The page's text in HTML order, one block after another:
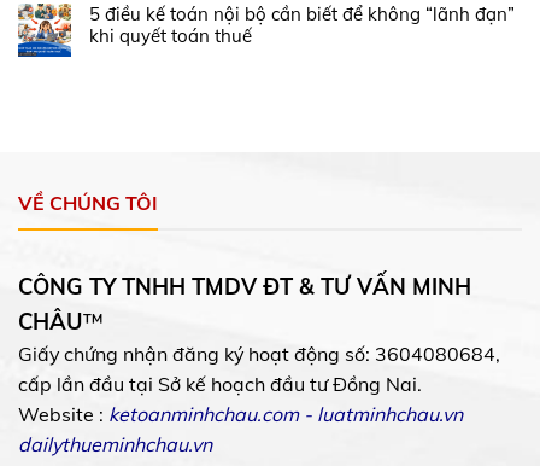
5 điều kế toán nội bộ cần biết để không “lãnh đạn”
khi quyết toán thuế
VỀ CHÚNG TÔI
CÔNG TY TNHH TMDV ĐT & TƯ VẤN MINH
CHÂU™
Giấy chứng nhận đăng ký hoạt động số: 3604080684,
cấp lần đầu tại Sở kế hoạch đầu tư Đồng Nai.
Website : ketoanminhchau.com- luatminhchau.vn
dailythueminhchau.vn